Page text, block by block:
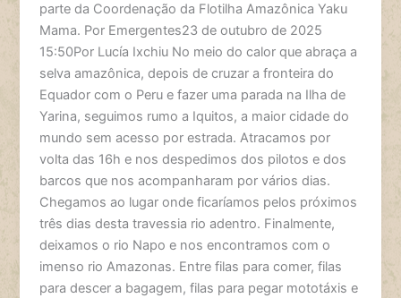
parte da Coordenação da Flotilha Amazônica Yaku
Mama. Por Emergentes23 de outubro de 2025
15:50Por Lucía Ixchiu No meio do calor que abraça a
selva amazônica, depois de cruzar a fronteira do
Equador com o Peru e fazer uma parada na Ilha de
Yarina, seguimos rumo a Iquitos, a maior cidade do
mundo sem acesso por estrada. Atracamos por
volta das 16h e nos despedimos dos pilotos e dos
barcos que nos acompanharam por vários dias.
Chegamos ao lugar onde ficaríamos pelos próximos
três dias desta travessia rio adentro. Finalmente,
deixamos o rio Napo e nos encontramos com o
imenso rio Amazonas. Entre filas para comer, filas
para descer a bagagem, filas para pegar mototáxis e